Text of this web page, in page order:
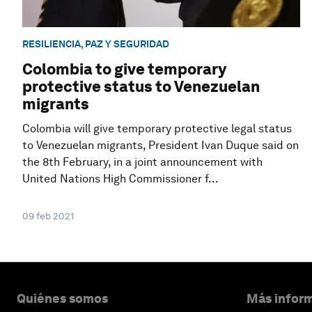
RESILIENCIA, PAZ Y SEGURIDAD
Colombia to give temporary
protective status to Venezuelan
migrants
Colombia will give temporary protective legal status
to Venezuelan migrants, President Ivan Duque said on
the 8th February, in a joint announcement with
United Nations High Commissioner f...
09 feb 2021
Quiénes somos Más